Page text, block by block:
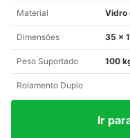
Material Vidro
Dimensões 35 x
Peso Suportado 100
Rolamento Duplo
Ir